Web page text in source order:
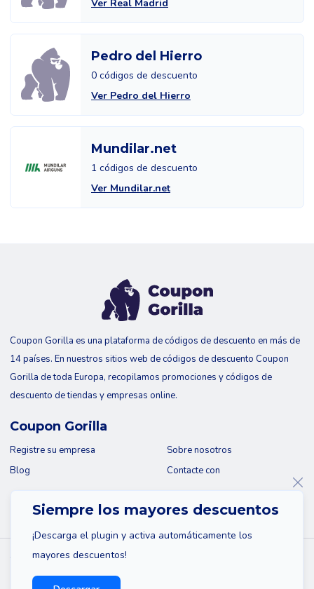
Ver Real Madrid
Pedro del Hierro
0 códigos de descuento
Ver Pedro del Hierro
Mundilar.net
1 códigos de descuento
Ver Mundilar.net
Siempre los mayores descuentos
¡Descarga el plugin y activa automáticamente los
mayores descuentos!
Coupon Gorilla es una plataforma de códigos de descuento en más de
14 países. En nuestros sitios web de códigos de descuento Coupon
Gorilla de toda Europa, recopilamos promociones y códigos de
descuento de tiendas y empresas online.
Coupon Gorilla
Registre su empresa
Blog
Sobre nosotros
Contacte con
© 2026 Coupon Gorilla
Mapa del sitio